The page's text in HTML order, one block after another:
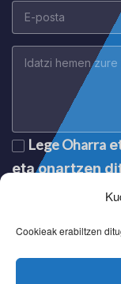
Cookieak erabiltzen
Lege Oharra
eta onartzen